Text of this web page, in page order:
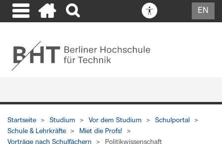
EN
Startseite Studium Vor dem Studium
Schulportal
Schule & Lehrkräfte
Miet die Profs!
Vorträge nach Schulfächern
Politikwissenschaft